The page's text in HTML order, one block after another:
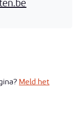
Meld het